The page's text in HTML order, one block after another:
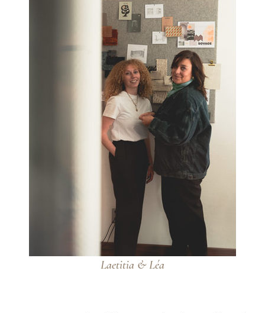
Laetitia & Léa